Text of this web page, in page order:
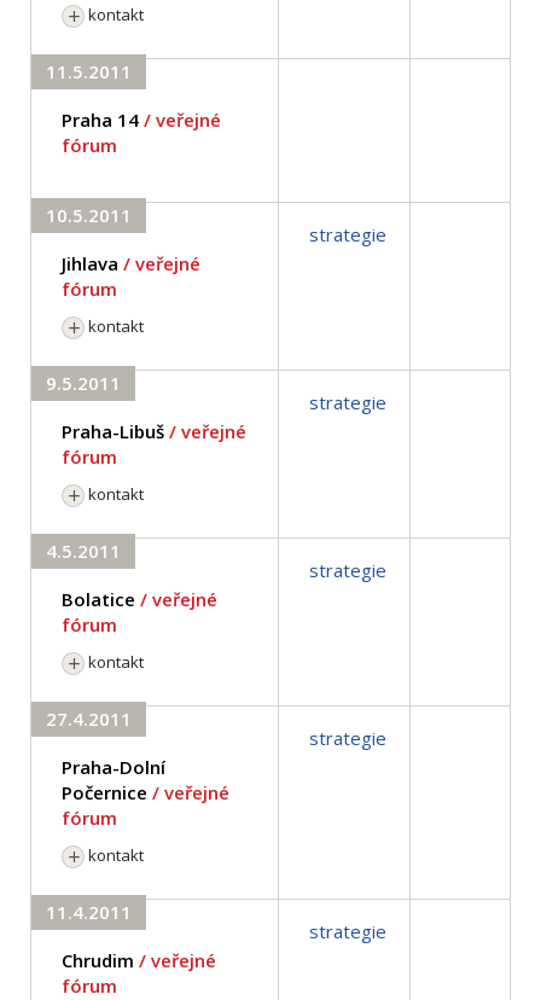
kontakt
11.5.2011
Praha 14 / veřejné
fórum
10.5.2011
Jihlava / veřejné
fórum
kontakt
strategie
9.5.2011
Praha-Libuš / veřejné
fórum
kontakt
strategie
4.5.2011
Bolatice / veřejné
fórum
kontakt
strategie
27.4.2011
Praha-Dolní
Počernice / veřejné
fórum
kontakt
strategie
11.4.2011
Chrudim / veřejné
fórum
strategie